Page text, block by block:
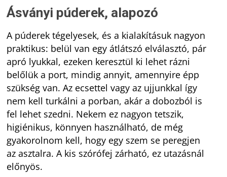
Ásványi púderek, alapozó
A púderek tégelyesek, és a kialakításuk nagyon
praktikus: belül van egy átlátszó elválasztó, pár
apró lyukkal, ezeken keresztül ki lehet rázni
belőlük a port, mindig annyit, amennyire épp
szükség van. Az ecsettel vagy az ujjunkkal így
nem kell turkálni a porban, akár a dobozból is
fel lehet szedni. Nekem ez nagyon tetszik,
higiénikus, könnyen használható, de még
gyakorolnom kell, hogy egy szem se peregjen
az asztalra. A kis szórófej zárható, ez utazásnál
előnyös.